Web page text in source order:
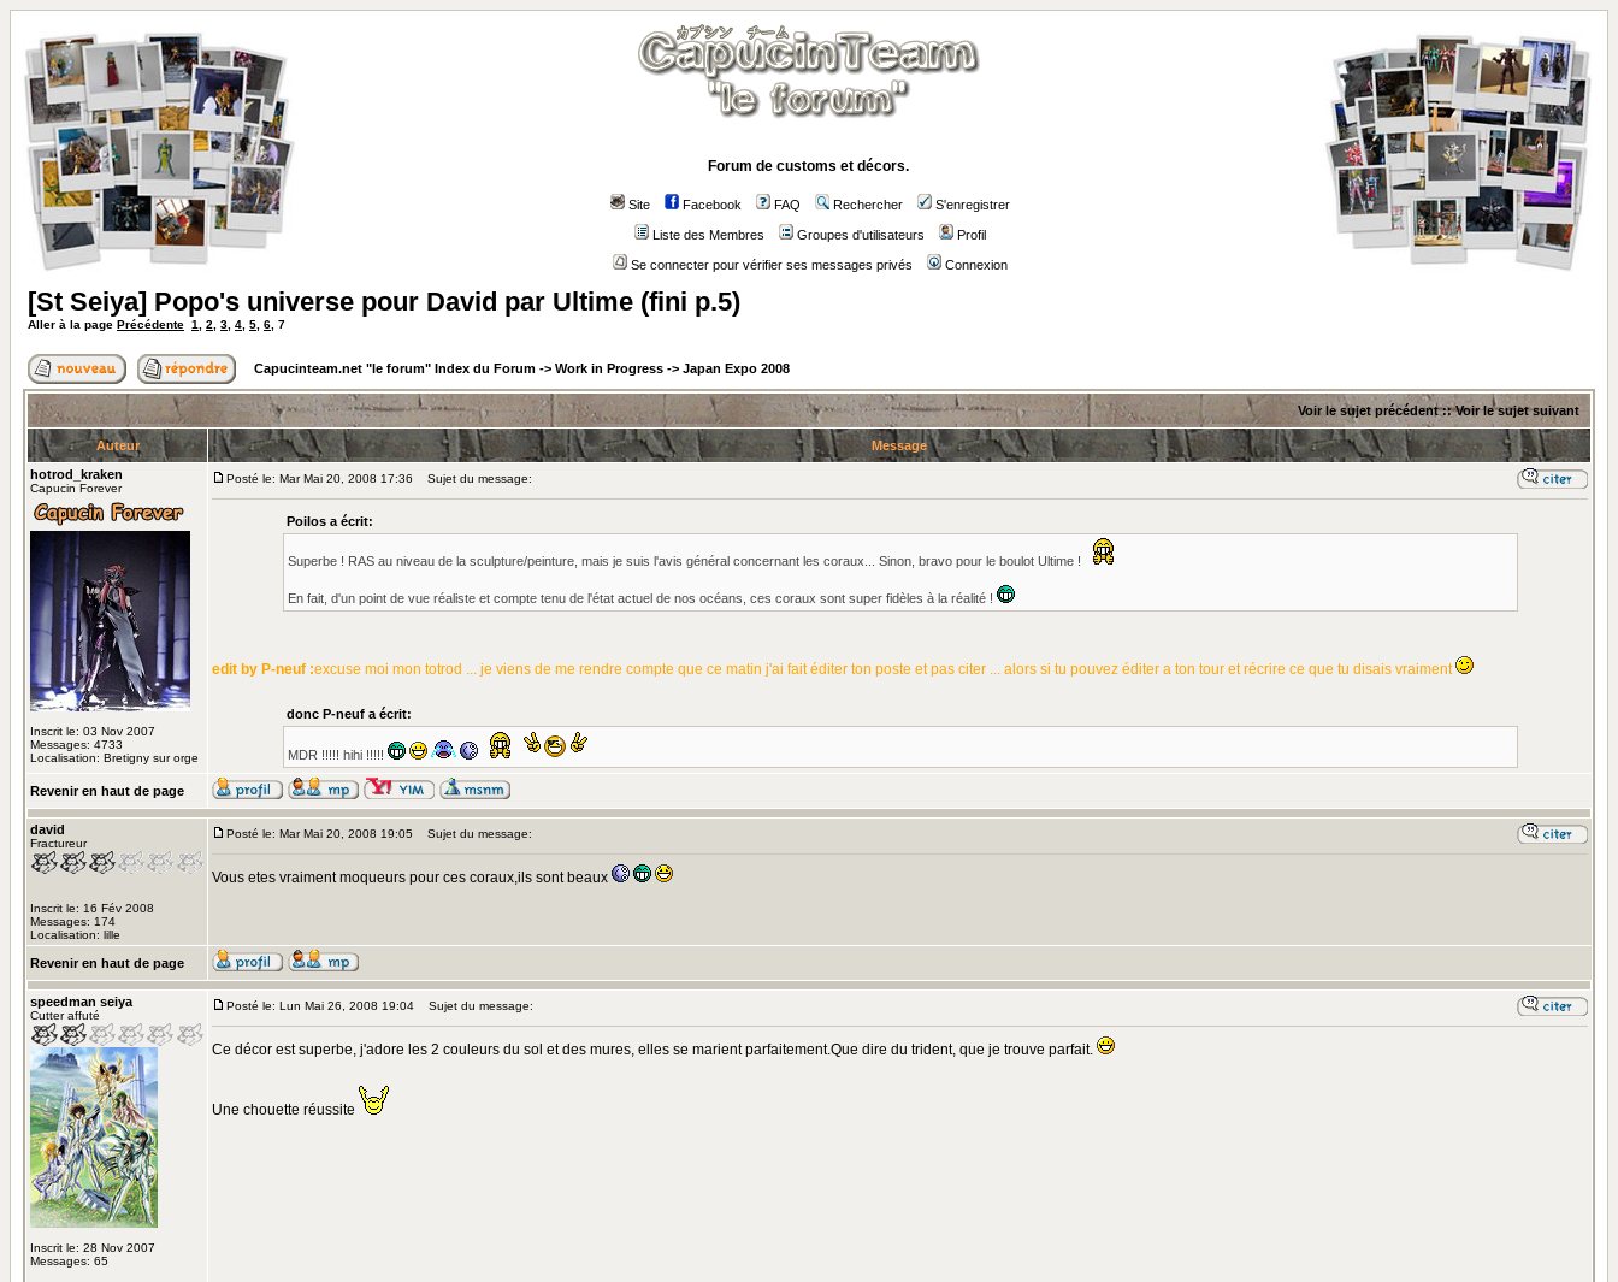
Forum de customs et décors.
Site Facebook FAQ Rechercher S'enregistrer
Liste des Membres Groupes d'utilisateurs Profil
Se connecter pour vérifier ses messages privés Connexion
[St Seiya] Popo's universe pour David par Ultime (fini p.5)
Aller à la page Précédente 1 2 3 4 5 6 7
Capucinteam.net "le forum" Index du Forum -> Work in Progress -> Japan Expo 2008
Voir le sujet précédent::Voir le sujet suivant
Auteur
Message
hotrod_kraken
Capucin Forever
Inscrit le: 03 Nov 2007
Messages: 4733
Localisation: Bretigny sur orge
Posté le: Mar Mai 20, 2008 17:36 Sujet du message:
Poilos a écrit:
Superbe ! RAS au niveau de la sculpture/peinture, mais je suis l'avis général concernant les coraux... Sinon, bravo pour le boulot Ultime !
En fait, d'un point de vue réaliste et compte tenu de l'état actuel de nos océans, ces coraux sont super fidèles à la réalité !
edit by P-neuf :excuse moi mon totrod ... je viens de me rendre compte que ce matin j'ai fait éditer ton poste et pas citer ... alors si tu pouvez éditer a ton tour et récrire ce que tu disais vraiment
donc P-neuf a écrit:
MDR !!!!! hihi !!!!!
Revenir en haut de page
david
Fractureur
Inscrit le: 16 Fév 2008
Messages: 174
Localisation: lille
Posté le: Mar Mai 20, 2008 19:05 Sujet du message:
Vous etes vraiment moqueurs pour ces coraux,ils sont beaux
Revenir en haut de page
speedman seiya
Cutter affuté
Inscrit le: 28 Nov 2007
Messages: 65
Posté le: Lun Mai 26, 2008 19:04 Sujet du message:
Ce décor est superbe, j'adore les 2 couleurs du sol et des mures, elles se marient parfaitement.Que dire du trident, que je trouve parfait.
Une chouette réussite